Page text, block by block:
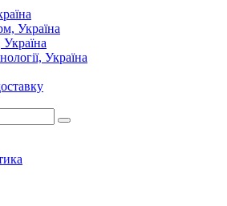
Україна
Україна